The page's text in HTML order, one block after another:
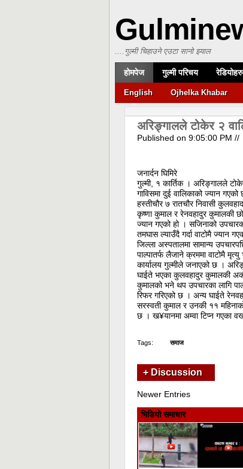
....गुल्मी चिहाउने एउटा सानो झ्याल
होमपेज गुल्मी परिचय रेडियोहरु
English Ojhelka Khabar
अरिङ्गालले टोकेर २
Published on 9:05:00 PM //
जनार्दन घिमिरे
गुल्मी, १ कार्तिक । अरिङ्गालले
गाविसमा दुई वालिकाको ज्यान
हस्तीचौर ७ रातचौर निवासी
कृष्णा कुमाल र रेनवहादुर कुमालकी
ज्यान गएको हो । सजिनाको
तमघास ल्याउँदै गर्दा वाटोमै ज्यान
जिल्ला अस्पतालमा सामान्य
पाल्पातर्फ लैजाने क्रममा वाटोमै मृत्यु
कार्यालय गुल्मीले जनाएको छ ।
घाईते भएका कुलवहादुर कुमालकी
कुमालको भने थप उपचारका लागि
रिफर गरिएको छ । अन्य घाईते
सरस्वती कुमाल र उनकी ११
छ । ख¥यानमा अम्वा टिप्न गएका
Tags: समाज
+ Discussion
Newer Entries
भिडियो समाचार